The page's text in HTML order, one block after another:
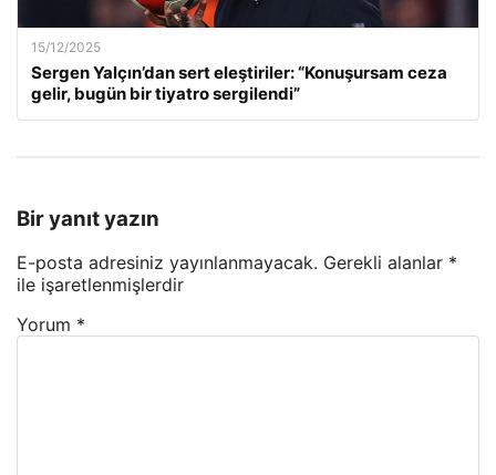
15/12/2025
Sergen Yalçın’dan sert eleştiriler: “Konuşursam ceza
gelir, bugün bir tiyatro sergilendi”
Bir yanıt yazın
E-posta adresiniz yayınlanmayacak. Gerekli alanlar *
ile işaretlenmişlerdir
Yorum *